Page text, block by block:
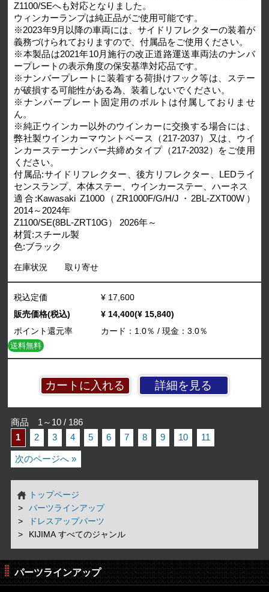
Z1100/SEへも対応となりました。
ウィンカーランプは純正品がご使用可能です。
※2023年9月以降の車両には、サイドリフレクターの装着が
義務づけられておりますので、付属品をご使用ください。
※本製品は2021年10月施行の改正道路運送車両法のナンバ
ープレートの表示角度の保安基準対応品です。
※ナンバープレートに装着する荷掛けフック等は、ステー
が破損する可能性がある為、装着しないでください。
※ナンバープレート固定用のボルトは付属しておりませ
ん。
※純正ウインカー以外のウインカーに交換する場合には、
弊社製ウインカーマウントベース（217-2037）又は、ウイ
ンカーステーナンバー共締めタイプ（217-2032）をご使用
ください。
付属品:サイドリフレクター、後方リフレクター、LEDライ
センスランプ、本体ステー、ウインカーステー、ハーネス
適合:Kawasaki Z1000（ZR1000F/G/H/J・2BL-ZXT00W）
2014～2024年
Z1100/SE(8BL-ZRT10G） 2026年～
材質:スチール製
色:ブラック
在庫状況 取り寄せ
詳細を見る
税込定価
¥ 17,600
販売価格(税込)
¥ 14,400(¥ 15,840)
ポイント還元率
カード：1.0％ / 現金：3.0％
送料無料
商品 1～10 / 186
1
2 3 4 5 6 7 8 9 10 11
次のページへ »
トップページ
パーツラインアップ
ドレスアップパーツ
KIJIMA すべてのジャンル
パーツラインアップ